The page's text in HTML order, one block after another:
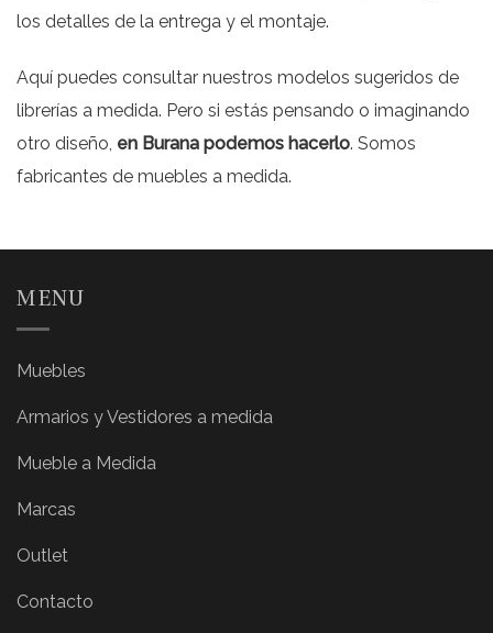
los detalles de la entrega y el montaje.
Aquí puedes consultar nuestros modelos sugeridos de
librerías a medida. Pero si estás pensando o imaginando
otro diseño, en Burana podemos hacerlo. Somos
fabricantes de muebles a medida.
MENU
Muebles
Armarios y Vestidores a medida
Mueble a Medida
Marcas
Outlet
Contacto